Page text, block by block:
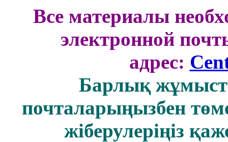
Все материалы
электронной
адрес:
Барлық
почталарыңызбен
жіберулеріңіз